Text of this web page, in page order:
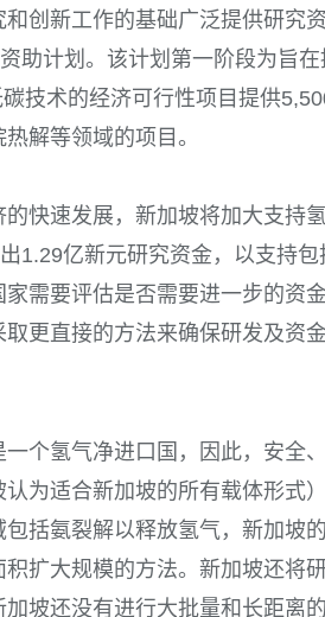
创新工作的基础广泛提供研究
助计划。该计划第一阶段为旨
碳技术的经济可行性项目提供
解等领域的项目。
快速发展，新加坡将加大支持
1.29亿新元研究资金，以支持
需要评估是否需要进一步的资
更直接的方法来确保研发及资
个氢气净进口国，因此，安全
为适合新加坡的所有载体形式
括氨裂解以释放氢气，新加坡
扩大规模的方法。新加坡还将
坡还没有进行大批量和长距离的